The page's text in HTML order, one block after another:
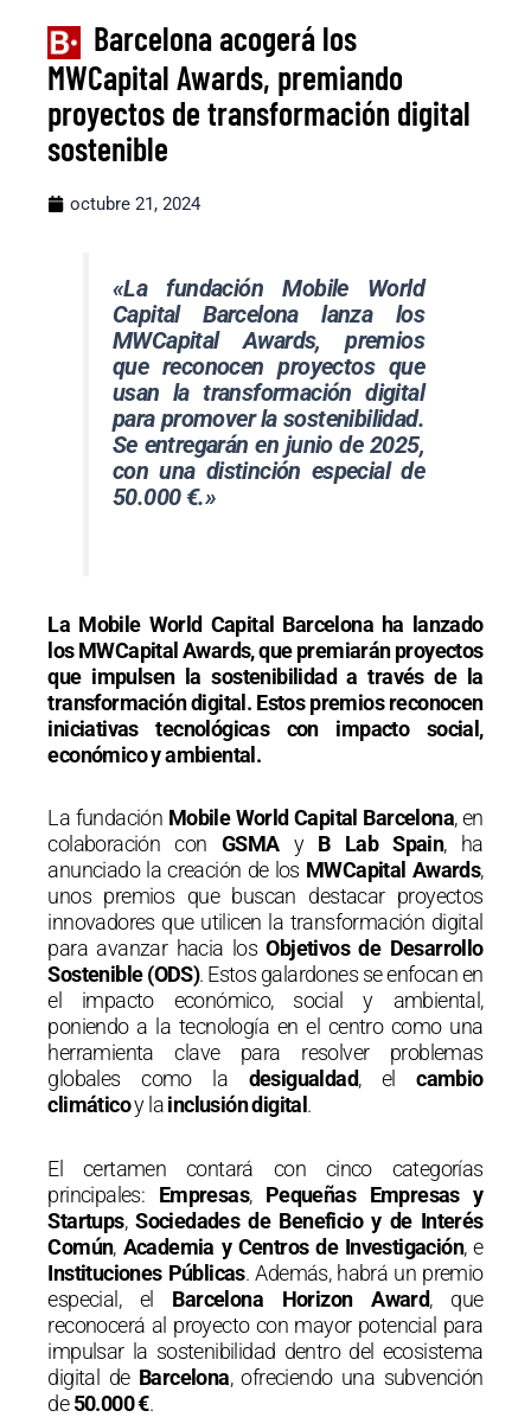
Barcelona acogerá los
MWCapital Awards, premiando
proyectos de transformación digital
sostenible
octubre 21, 2024
«La fundación Mobile World
Capital Barcelona lanza los
MWCapital Awards, premios
que reconocen proyectos que
usan la transformación digital
para promover la sostenibilidad.
Se entregarán en junio de 2025,
con una distinción especial de
50.000 €.»
La Mobile World Capital Barcelona ha lanzado
los MWCapital Awards, que premiarán proyectos
que impulsen la sostenibilidad a través de la
transformación digital. Estos premios reconocen
iniciativas tecnológicas con impacto social,
económico y ambiental.
La fundación Mobile World Capital Barcelona, en
colaboración con GSMAy B Lab Spain, ha
anunciado la creación de los MWCapital Awards,
unos premios que buscan destacar proyectos
innovadores que utilicen la transformación digital
para avanzar hacia losObjetivos de Desarrollo
Sostenible (ODS). Estos galardones se enfocan en
el impacto económico, social y ambiental,
poniendo a la tecnología en el centro como una
herramienta clave para resolver problemas
globales como la desigualdad, elcambio
climáticoy lainclusión digital .
El certamen contará con cinco categorías
principales: Empresas, Pequeñas Empresas y
Startups,Sociedades de Beneficio y de Interés
Común, Academia y Centros de Investigación, e
Instituciones Públicas. Además, habrá un premio
especial, el Barcelona Horizon Award, que
reconocerá al proyecto con mayor potencial para
impulsar la sostenibilidad dentro del ecosistema
digital de Barcelona, ofreciendo una subvención
de50.000 €.